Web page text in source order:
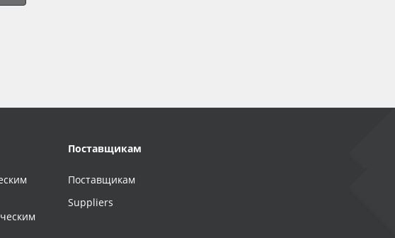
Поставщикам
Поставщикам
Suppliers